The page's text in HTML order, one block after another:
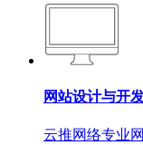
网站设计与开
云推网络专业